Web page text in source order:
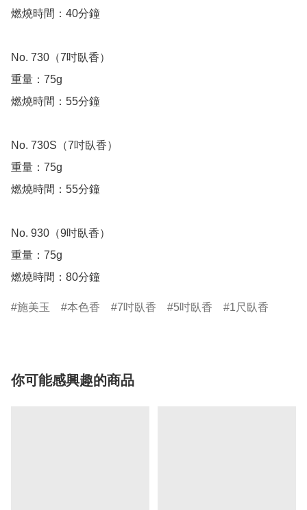
燃燒時間：40分鐘
No. 730（7吋臥香）
重量：75g
燃燒時間：55分鐘
No. 730S（7吋臥香）
重量：75g
燃燒時間：55分鐘
No. 930（9吋臥香）
重量：75g
燃燒時間：80分鐘
施美玉 本色香 7吋臥香 5吋臥香 1尺臥香
你可能感興趣的商品